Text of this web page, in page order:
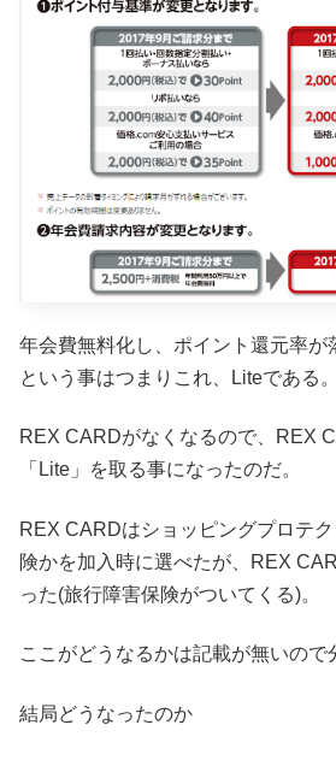
年会費無料化し、ポイント還元率
という事はつまりこれ、Liteである。
REX CARDがなくなるので、REX
「Lite」を取る事になったのだ。
REX CARDはショッピングプロテ
険かを加入時に選べたが、REX
った(旅行障害保険がついてくる)。
ここがどうなるかは記載が無いので
結局どうなったのか